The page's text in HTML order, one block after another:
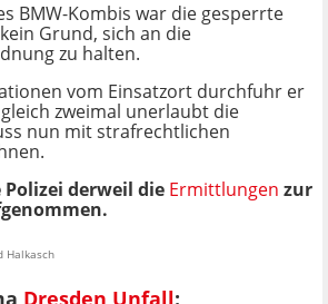
BMW-Kombis war die gesperrte
Grund, sich an die
zu halten.
vom Einsatzort durchfuhr er
zweimal unerlaubt die
nun mit strafrechtlichen
derweil die Ermittlungen zur
Halkasch
Dresden Unfall: